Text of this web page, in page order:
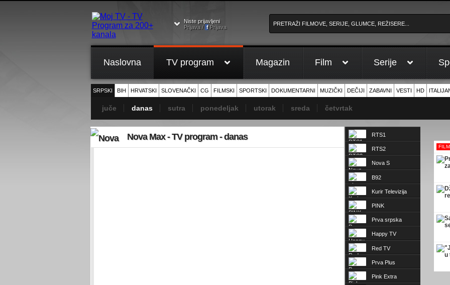
Niste prijavljeni
Prijava / fPrijava
Naslovna TV program Magazin Film Serije
SRPSKI BIH HRVATSKI SLOVENAČKI CG FILMSKI SPORTSKI DOKUMENTARNI MUZIČKI DEČIJI ZABAVNI VESTI HD
juče danas sutra ponedeljak utorak sreda četvrtak
Nova Max - TV program - danas RTS1
RTS2
Nova S
B92
Kurir Televizija
PINK
Prva srpska
televizija
Happy TV
Red TV
Prva Plus
Pink Extra